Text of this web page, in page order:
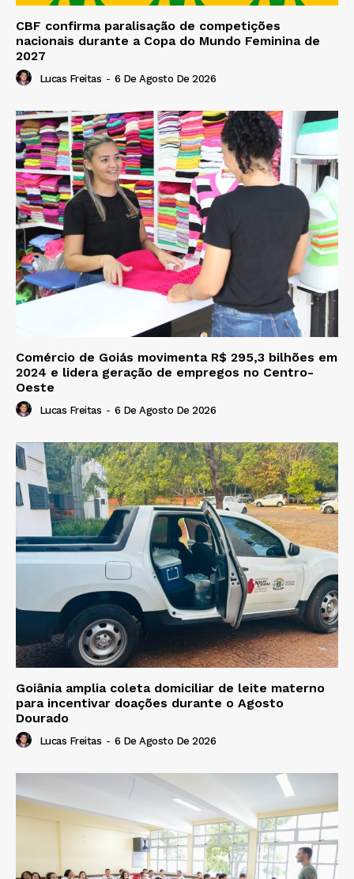
CBF confirma paralisação de competições
nacionais durante a Copa do Mundo Feminina de
2027
Lucas Freitas - 6 De Agosto De 2026
Comércio de Goiás movimenta R$ 295,3 bilhões em
2024 e lidera geração de empregos no Centro-
Oeste
Lucas Freitas - 6 De Agosto De 2026
Goiânia amplia coleta domiciliar de leite materno
para incentivar doações durante o Agosto
Dourado
Lucas Freitas - 6 De Agosto De 2026